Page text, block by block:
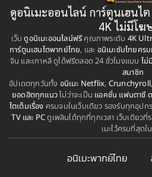
BBC(1)
Big tits (นมใหญ่)(19)
Biography
Bitch (ผู้หญิงร่าน)(1)
Blackmail (ข่มขู่) (1)
1999
1995
1992
1990
1988
1981
ดูอนิเมะออนไลน์ การ์ตูนเฮนไ
4K ไม่มีโฆ
เว็บดูอนิเมะออนไลน์ฟรี คุณภาพระดับ 4K
การ์ตูนเฮนไตพากย์ไทย, และ อนิเมะซับไทยคร
จีน และเกาหลี ดูได้ฟรีตลอด 24 ชั่วโมงแบบ ไม่
สมาชิก
อัปเดตทุกวันทั้ง อนิเมะ Netflix, Crunchyroll
ยอดฮิตทุกแนวไม่ว่าจะเป็น แอคชั่น แฟนตาซี ด
ไตเต็มเรื่อง ครบจบในเว็บเดียว รองรับทุกอุป
TV และ PCดูเพลินได้ทุกที่ทุกเวลา เว็บเดียว
เมะไว้ครบที่สุดใ
อนิเมะพากย์ไทย